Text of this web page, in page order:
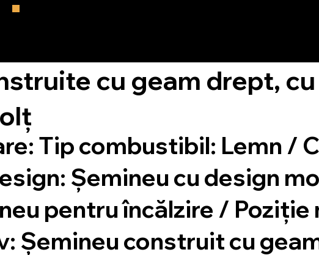
Tip combustibil: Lemn /
Șemineu cu design
pentru încălzire /
Șemineu construit cu
cu geam drept,